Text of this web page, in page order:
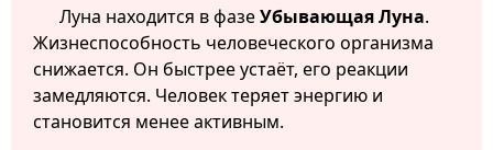
Луна находится в фазеУбывающая Луна.
Жизнеспособность человеческого организма
снижается. Он быстрее устаёт, его реакции
замедляются. Человек теряет энергию и
становится менее активным.